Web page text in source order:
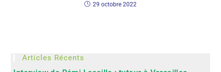
29 octobre 2022
Articles Récents